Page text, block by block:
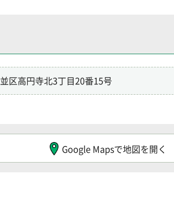
区高円寺北3丁目20番15号
Google Mapsで地図を開く